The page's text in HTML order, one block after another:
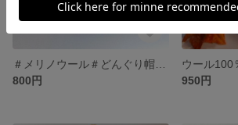
800円
950円